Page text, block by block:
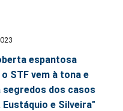
espantosa
STF vem à tona e
segredos dos casos
Eustáquio e Silveira"